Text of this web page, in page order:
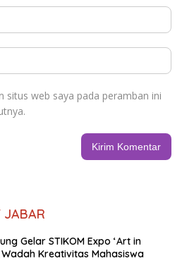
situs web saya pada peramban ini
JABAR
Gelar STIKOM Expo ‘Art in
Wadah Kreativitas Mahasiswa